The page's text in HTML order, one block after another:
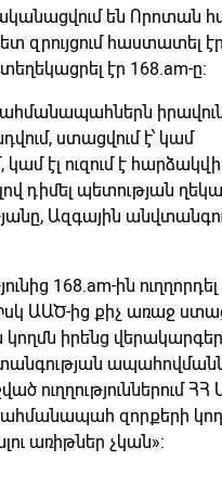
են Որոտան
զրույցում հաստատել
էր 168.am-ը:
ստացվում է՝ կամ
էլ ուզում է
դիմել պետության
Ազգային
168.am-ին ուղղորդել
ԱԱԾ-ից քիչ առաջ
իրենց
ուղղություններում ՀՀ
զորքերի
առիթներ չկան»: